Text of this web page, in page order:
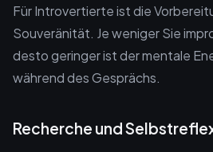
Für Introvertierte ist die
Souveränität. Je weniger Sie
desto geringer ist der mentale
während des Gesprächs.
Recherche und